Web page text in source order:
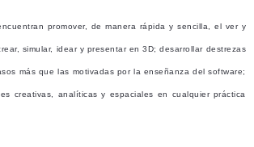
promover, de manera rápida y sencilla, el ver y
simular, idear y presentar en 3D; desarrollar destrezas
más que las motivadas por la enseñanza del software;
creativas, analíticas y espaciales en cualquier práctica